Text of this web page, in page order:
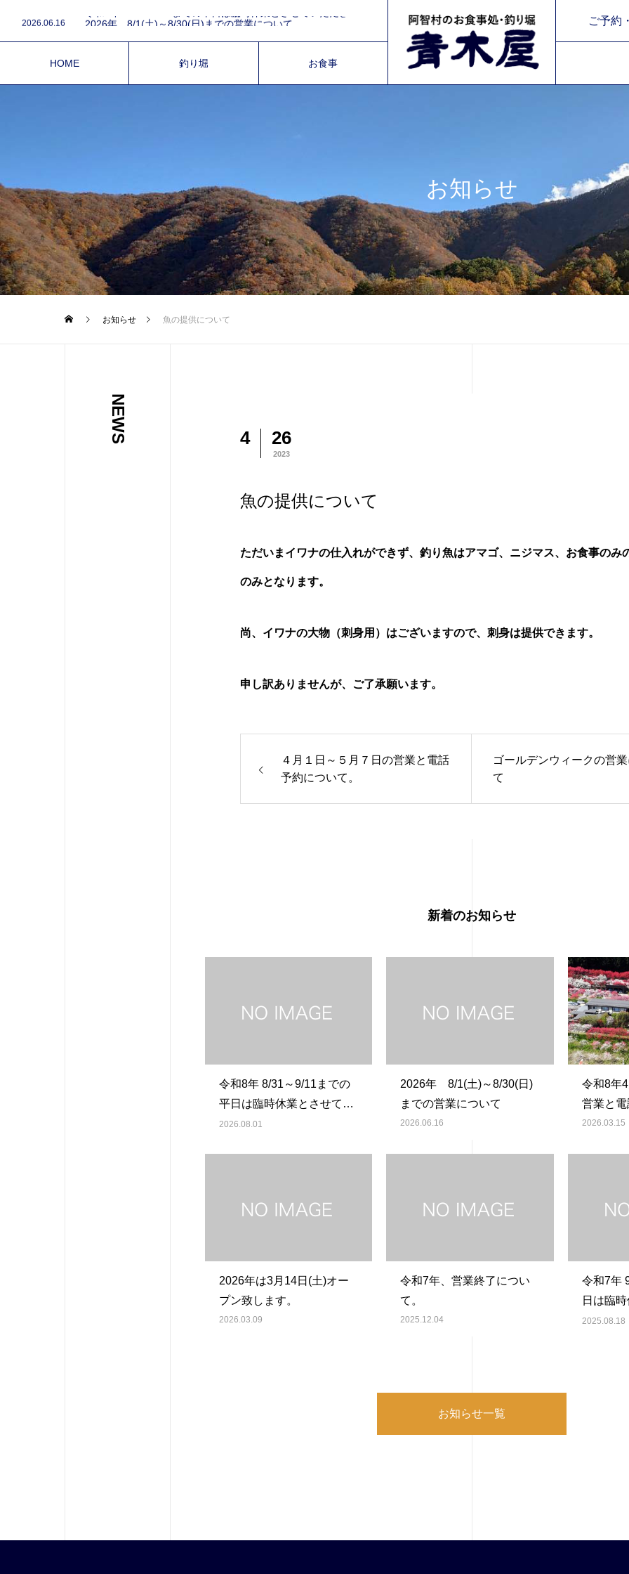
HOME 釣り堀 お食事
2026.06.16 2026年 8/1(土)～8/30(日)までの営業について
2026.03.9 2026年は3月14日(土)オープン致します。
2026.08.1
ご予約
お知らせ
お知らせ 魚の提供について
NEWS 4 26
2023
魚の提供について
ただいまイワナの仕入れができず、釣り魚はアマゴ、ニジマス、お食事のみ
のみとなります。
尚、イワナの大物（刺身用）はございますので、刺身は提供できます。
申し訳ありませんが、ご了承願います。
４月１日～５月７日の営業と電話
予約について。
ゴールデンウィークの営
て
新着のお知らせ
令和8年 8/31～9/11までの
平日は臨時休業とさせてい
ただきます。
2026.08.01
2026年 8/1(土)～8/30(日)
までの営業について
2026.06.16
令和8年
営業と
2026.03.15
2026年は3月14日(土)オー
プン致します。
2026.03.09
令和7年、営業終了につい
て。
2025.12.04
令和7年
日は臨
だきます
2025.08.18
お知らせ一覧